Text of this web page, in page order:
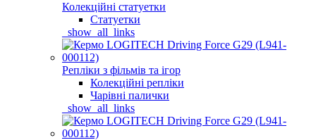
Колекційні статуетки
Статуетки
_show_all_links
Репліки з фільмів та ігор
Колекційні репліки
Чарівні палички
_show_all_links